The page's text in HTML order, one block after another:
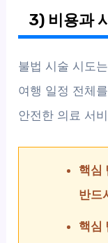
3) 비용과
불법 시술 시도
여행 일정 전체
안전한 의료 서
핵심
반드
핵심